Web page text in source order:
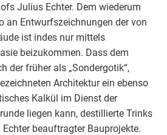
Julius Echter. Dem wiederum
an Entwurfszeichnungen der von
ist indes nur mittels
beizukommen. Dass dem
der früher als „Sondergotik“,
Architektur ein ebenso
Kalkül im Dienst der
liegen kann, destillierte Trinks
beauftragter Bauprojekte.